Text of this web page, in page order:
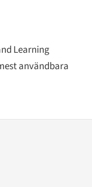
Learning
användbara